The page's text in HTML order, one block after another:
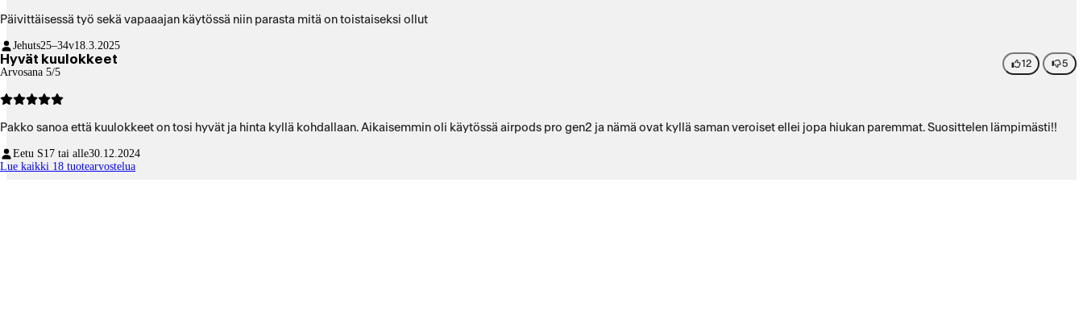
Päivittäisessä työ sekä vapaaajan käytössä niin parasta mitä on toistaiseksi ollut
Jehuts25–34v18.3.2025
Hyvät kuulokkeet
Arvosana 5/5
12 5
Pakko sanoa että kuulokkeet on tosi hyvät ja hinta kyllä kohdallaan. Aikaisemmin oli käytössä airpods pro gen2 ja nämä ovat kyllä saman veroiset ellei jopa hiukan paremmat. Suosittelen lämpimästi!!
Eetu S17 tai alle30.12.2024
Lue kaikki 18 tuotearvostelua